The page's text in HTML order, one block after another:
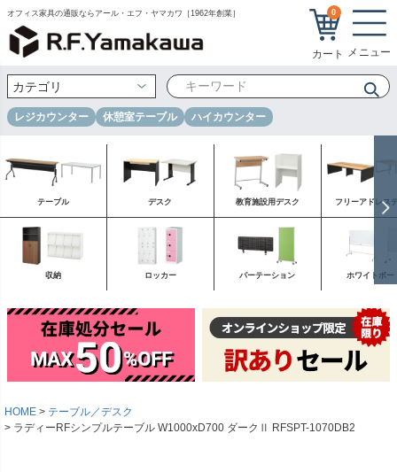
オフィス家具の通販ならアール・エフ・ヤマカワ［1962年創業］ 0
レジカウンター 休憩室テーブル ハイカウンター
テーブル デスク 教育施設用デスク フリーアドレス
収納 ロッカー パーテーション ホワイトボー
HOME
テーブル／デスク
ラディーRFシンプルテーブル W1000xD700 ダークⅡ RFSPT-1070DB2